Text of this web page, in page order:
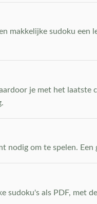
makkelijke sudoku
je met het laatste
nodig om te spelen.
sudoku's als PDF, met